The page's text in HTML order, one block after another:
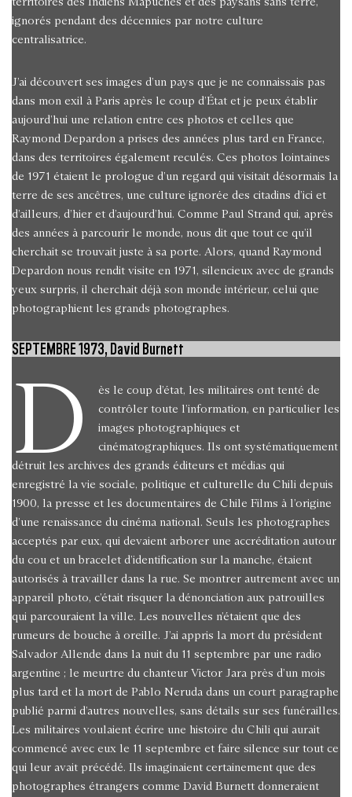
ignorés pendant des décennies par notre culture
centralisatrice.
J’ai découvert ses images d’un pays que je ne connaissais pas
dans mon exil à Paris après le coup d’État et je peux établir
aujourd’hui une relation entre ces photos et celles que
Raymond Depardon a prises des années plus tard en France,
dans des territoires également reculés. Ces photos lointaines
de 1971 étaient le prologue d’un regard qui visitait désormais la
terre de ses ancêtres, une culture ignorée des citadins d’ici et
d’ailleurs, d’hier et d’aujourd’hui. Comme Paul Strand qui, après
des années à parcourir le monde, nous dit que tout ce qu’il
cherchait se trouvait juste à sa porte. Alors, quand Raymond
Depardon nous rendit visite en 1971, silencieux avec de grands
yeux surpris, il cherchait déjà son monde intérieur, celui que
photographient les grands photographes.
SEPTEMBRE 1973, David Burnett
D
ès le coup d’état, les militaires ont tenté de
contrôler toute l’information, en particulier les
images photographiques et
cinématographiques. Ils ont systématiquement
détruit les archives des grands éditeurs et médias qui
enregistré la vie sociale, politique et culturelle du Chili depuis
1900, la presse et les documentaires de Chile Films à l’origine
d’une renaissance du cinéma national. Seuls les photographes
acceptés par eux, qui devaient arborer une accréditation autour
du cou et un bracelet d’identification sur la manche, étaient
autorisés à travailler dans la rue. Se montrer autrement avec un
appareil photo, c’était risquer la dénonciation aux patrouilles
qui parcouraient la ville. Les nouvelles n’étaient que des
rumeurs de bouche à oreille. J’ai appris la mort du président
Salvador Allende dans la nuit du 11 septembre par une radio
argentine ; le meurtre du chanteur Victor Jara près d’un mois
plus tard et la mort de Pablo Neruda dans un court paragraphe
publié parmi d’autres nouvelles, sans détails sur ses funérailles.
Les militaires voulaient écrire une histoire du Chili qui aurait
commencé avec eux le 11 septembre et faire silence sur tout ce
qui leur avait précédé. Ils imaginaient certainement que des
photographes étrangers comme David Burnett donneraient